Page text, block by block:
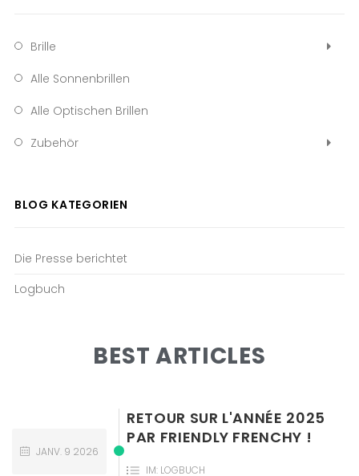
Brille
Alle Sonnenbrillen
Alle Optischen Brillen
Zubehör
BLOG KATEGORIEN
Die Presse berichtet
Logbuch
BEST ARTICLES
RETOUR SUR L'ANNÉE 2025
PAR FRIENDLY FRENCHY !
IM: LOGBUCH
JANV. 9 2026